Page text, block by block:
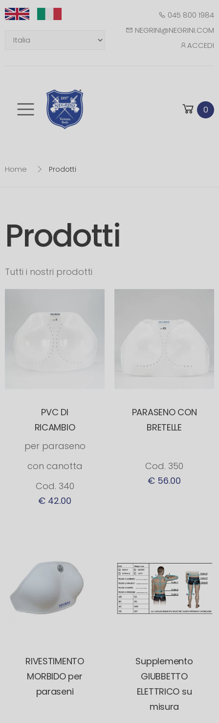
045 800 1984
NEGRINI@NEGRINI.COM
ACCEDI
Toggle mobile 0
Home Prodotti
Prodotti
Tutti i nostri prodotti
PVC DI
RICAMBIO
per paraseno
con canotta
Cod. 340
€ 42.00
PARASENO CON
BRETELLE
Cod. 350
€ 56.00
RIVESTIMENTO
MORBIDO per
paraseni
Supplemento
GIUBBETTO
ELETTRICO su
misura